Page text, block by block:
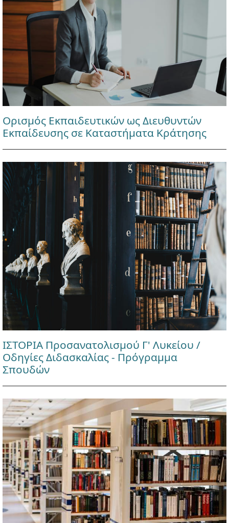
Ορισμός Εκπαιδευτικών ως Διευθυντών
Εκπαίδευσης σε Καταστήματα Κράτησης
ΙΣΤΟΡΙΑ Προσανατολισμού Γ' Λυκείου /
Οδηγίες Διδασκαλίας - Πρόγραμμα
Σπουδών